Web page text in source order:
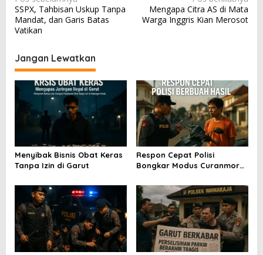
a
v
g
a
s
o
s
SSPX, Tahbisan Uskup Tanpa
Mandat, dan Garis Batas
Vatikan
Mengapa Citra AS di Mata
Warga Inggris Kian Merosot
Jangan Lewatkan
Menyibak Bisnis Obat Keras
Tanpa Izin di Garut
Respon Cepat Polisi
Bongkar Modus Curanmor